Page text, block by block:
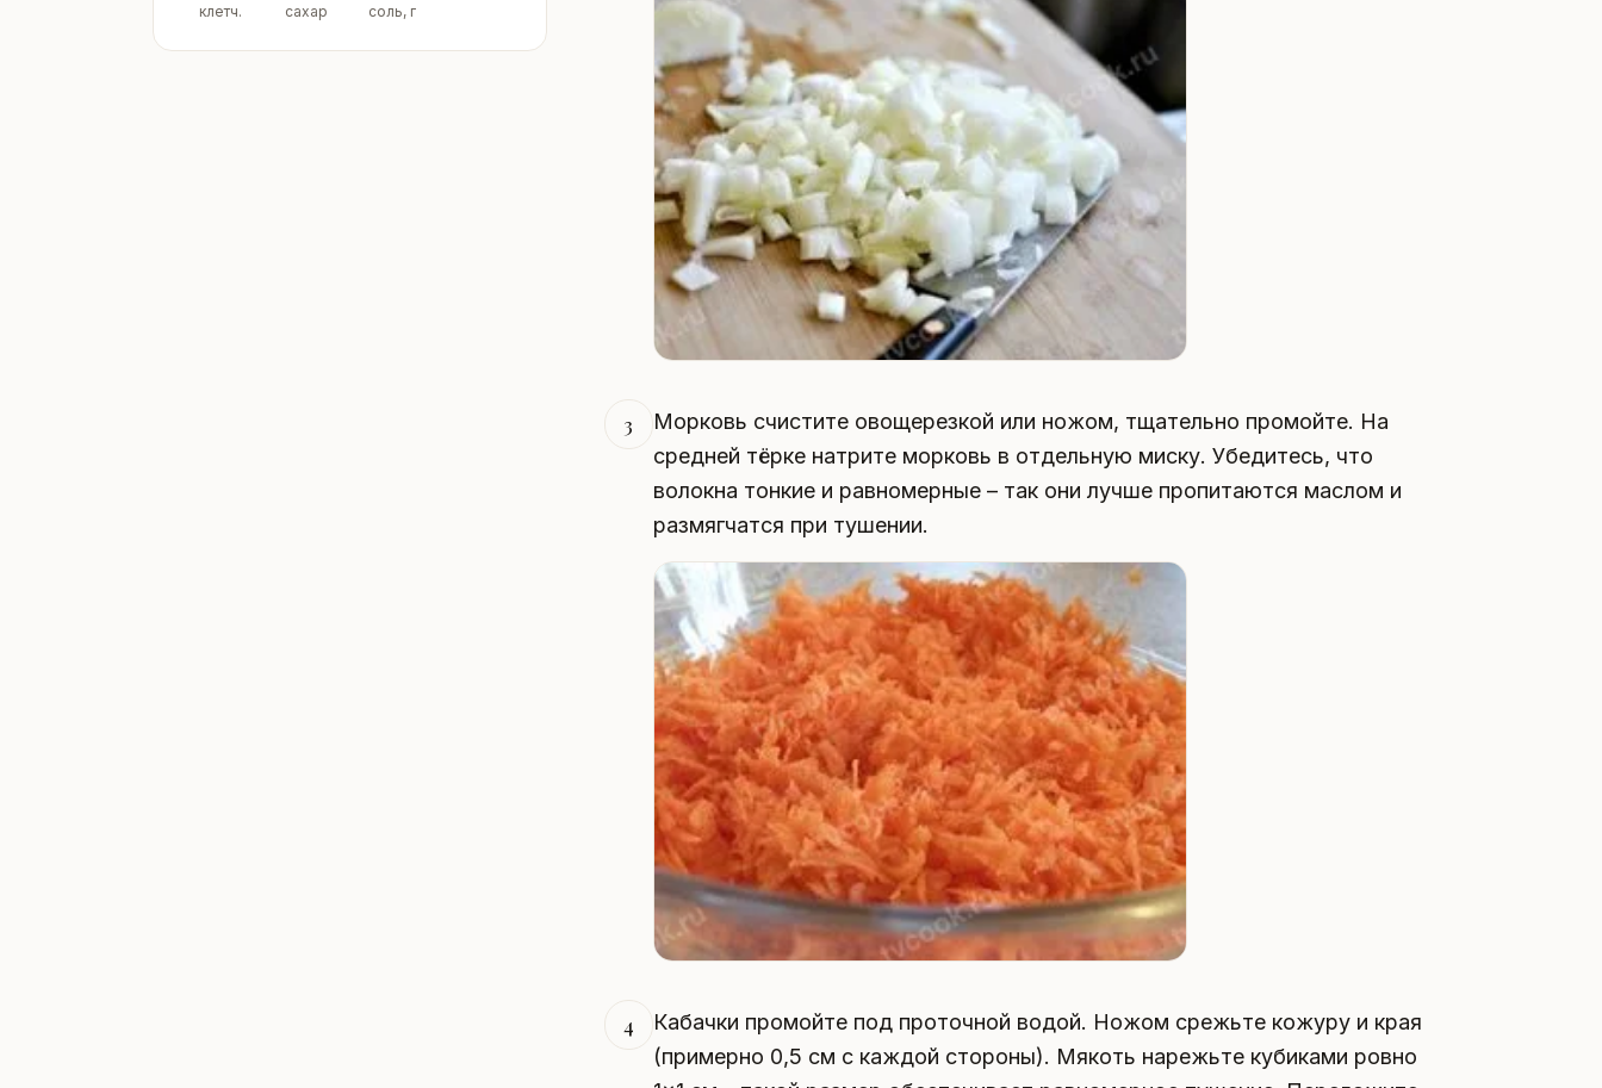
клетч. сахар соль, г
3
Морковь счистите овощерезкой или ножом, тщательно промойте. На
средней тёрке натрите морковь в отдельную миску. Убедитесь, что
волокна тонкие и равномерные – так они лучше пропитаются маслом и
размягчатся при тушении.
4
Кабачки промойте под проточной водой. Ножом срежьте кожуру и края
(примерно 0,5 см с каждой стороны). Мякоть нарежьте кубиками ровно